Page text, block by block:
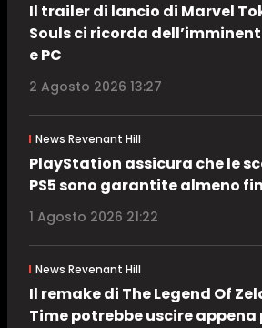
Il trailer di lancio di Marvel
Souls ci ricorda
e PC
2 Agosto 2026 13:27
News Revenant Hill
PlayStation assicura che le
PS5 sono garantite almeno
1 Agosto 2026 21:22
News Revenant Hill
Il remake di The Legend Of
Time potrebbe uscire appena